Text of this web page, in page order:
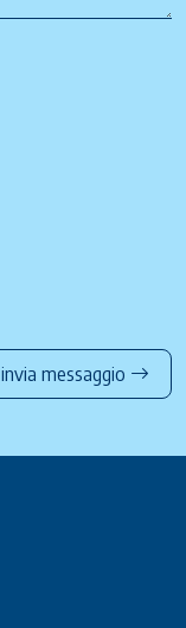
invia messaggio